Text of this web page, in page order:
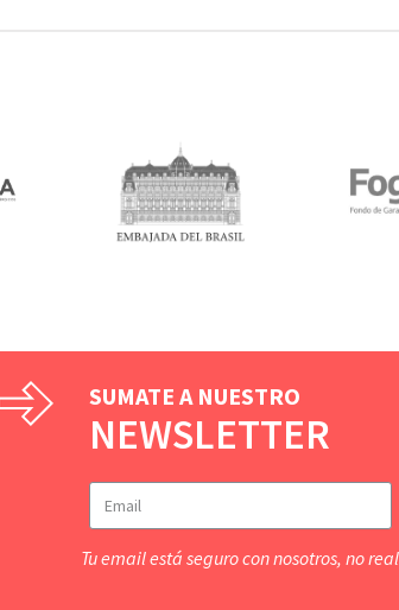
SUMATE A NUESTRO
NEWSLETTER
Tu email está seguro con nosotros, no